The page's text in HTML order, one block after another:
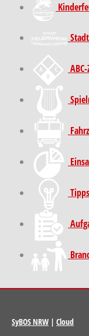
SyBOS NRW | Cloud